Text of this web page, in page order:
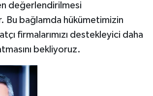
değerlendirilmesi
Bu bağlamda hükümetimizin
firmalarımızı destekleyici daha
bekliyoruz.